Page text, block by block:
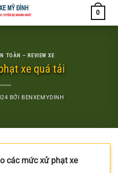
0
TOÀN – REVIEW XE
xe quá tải
BỞI BENXEMYDINH